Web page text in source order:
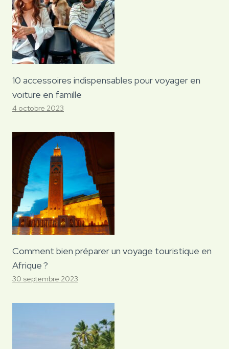
10 accessoires indispensables pour voyager en
voiture en famille
4 octobre 2023
Comment bien préparer un voyage touristique en
Afrique ?
30 septembre 2023